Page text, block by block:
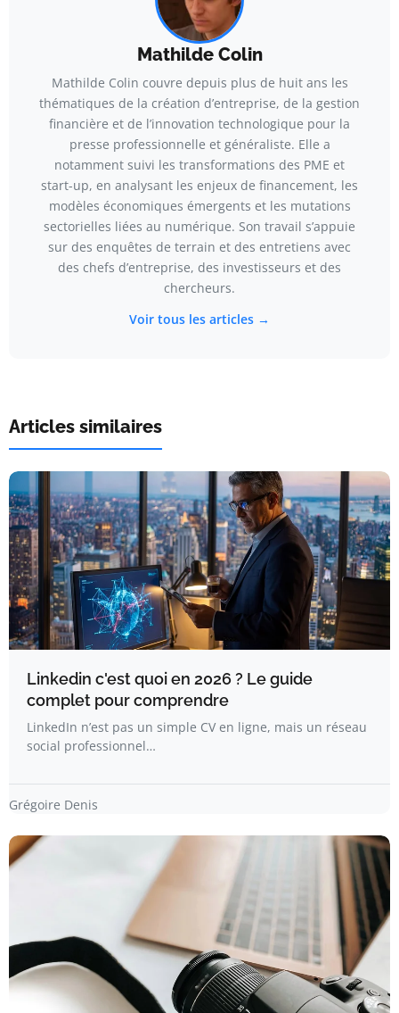
Mathilde Colin
Mathilde Colin couvre depuis plus de huit ans les
thématiques de la création d’entreprise, de la gestion
financière et de l’innovation technologique pour la
presse professionnelle et généraliste. Elle a
notamment suivi les transformations des PME et
start-up, en analysant les enjeux de financement, les
modèles économiques émergents et les mutations
sectorielles liées au numérique. Son travail s’appuie
sur des enquêtes de terrain et des entretiens avec
des chefs d’entreprise, des investisseurs et des
chercheurs.
Voir tous les articles →
Articles similaires
Linkedin c'est quoi en 2026 ? Le guide
complet pour comprendre
LinkedIn n’est pas un simple CV en ligne, mais un réseau
social professionnel…
Grégoire Denis